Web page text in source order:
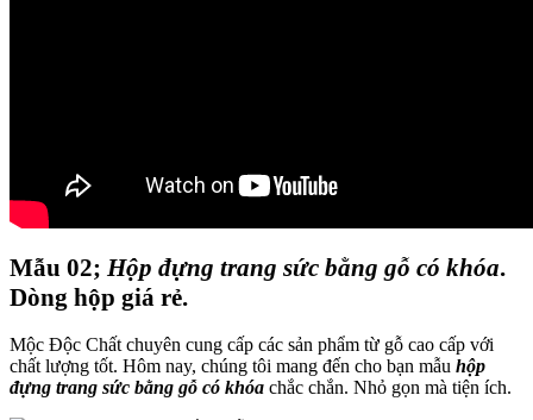
Mẫu 02; Hộp đựng trang sức bằng gỗ có khóa.
Dòng hộp giá rẻ.
Mộc Độc Chất chuyên cung cấp các sản phẩm từ gỗ cao cấp với
chất lượng tốt. Hôm nay, chúng tôi mang đến cho bạn mẫu hộp
đựng trang sức bằng gỗ có khóa chắc chắn. Nhỏ gọn mà tiện ích.